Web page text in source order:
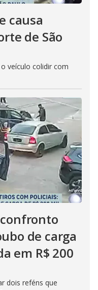
causa
de São
veículo colidir com
de carga
em R$ 200
dois reféns que